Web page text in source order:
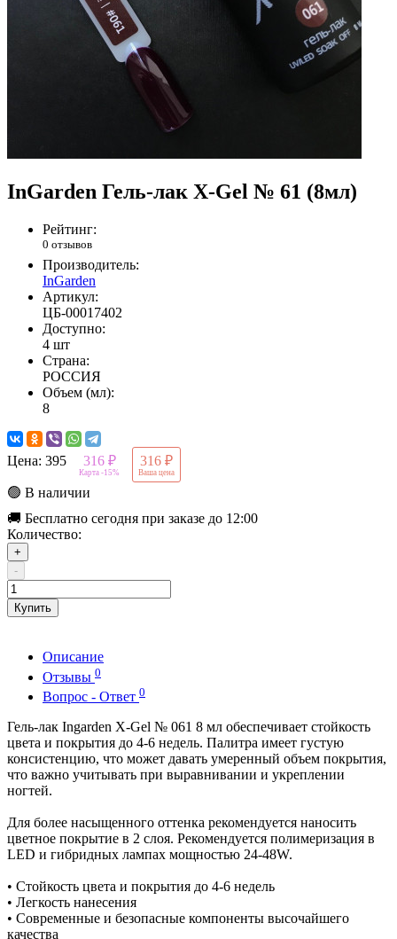
InGarden Гель-лак X-Gel № 61 (8мл)
Рейтинг:
0 отзывов
Производитель:
InGarden
Артикул:
ЦБ-00017402
Доступно:
4 шт
Страна:
РОССИЯ
Объем (мл):
8
Цена: 395 316 ₽
Карта -15%
316 ₽
Ваша цена
🟢 В наличии
🚚 Бесплатно сегодня при заказе до 12:00
Количество:
+
-
Купить
Описание
Отзывы 0
Вопрос - Ответ 0
Гель-лак Ingarden X-Gel № 061 8 мл обеспечивает стойкость
цвета и покрытия до 4-6 недель. Палитра имеет густую
консистенцию, что может давать умеренный объем покрытия,
что важно учитывать при выравнивании и укреплении
ногтей.
Для более насыщенного оттенка рекомендуется наносить
цветное покрытие в 2 слоя. Рекомендуется полимеризация в
LED и гибридных лампах мощностью 24-48W.
• Стойкость цвета и покрытия до 4-6 недель
• Легкость нанесения
• Современные и безопасные компоненты высочайшего
качества